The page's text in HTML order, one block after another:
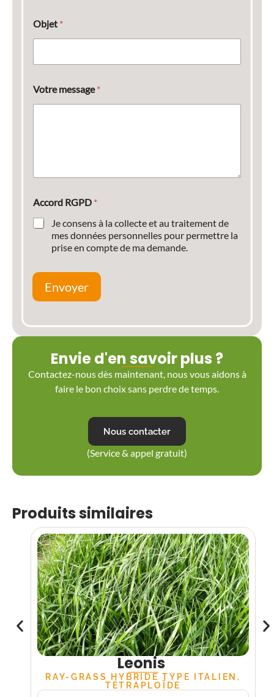
Objet *
Votre message*
Accord RGPD *
Je consens à la collecte et au traitement de
mes données personnelles pour permettre la
prise en compte de ma demande.
Envoyer
Envie d'en savoir plus ?
Contactez-nous dès maintenant, nous vous aidons à
faire le bon choix sans perdre de temps.
Nous contacter
(Service & appel gratuit)
Produits similaires
Leonis
RAY-GRASS HYBRIDE TYPE ITALIEN,
TÉTRAPLOÏDE